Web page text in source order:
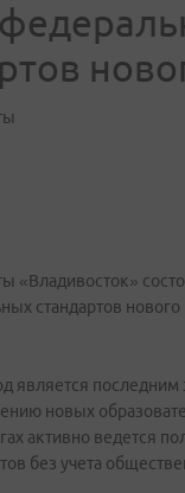
«Владивосток»
стандартов
является последним
новых
активно ведется
без учета